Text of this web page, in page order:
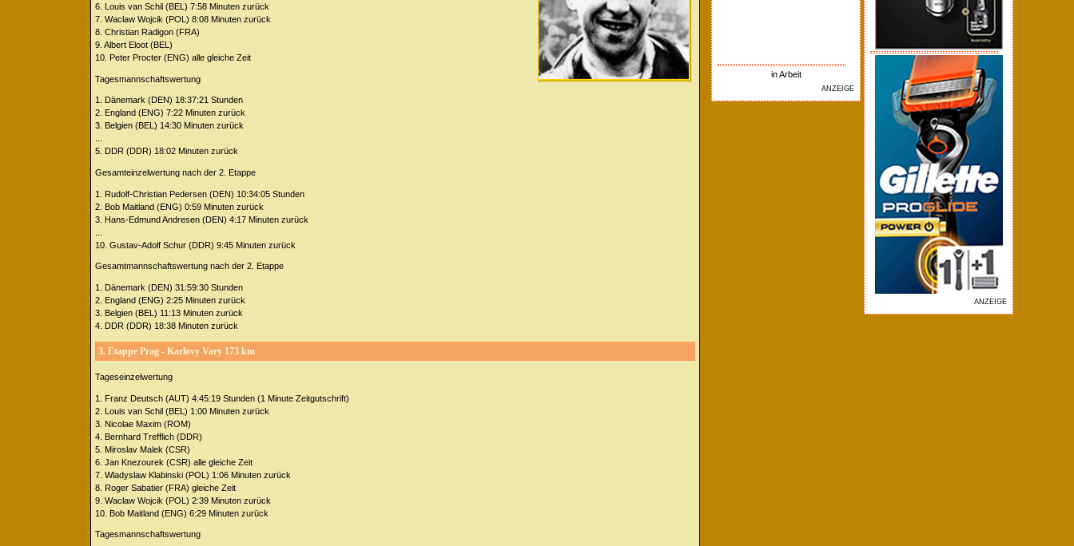
in Arbeit
ANZEIGE
ANZEIGE
6. Louis van Schil (BEL) 7:58 Minuten zurück
7. Waclaw Wojcik (POL) 8:08 Minuten zurück
8. Christian Radigon (FRA)
9. Albert Eloot (BEL)
10. Peter Procter (ENG) alle gleiche Zeit
Tagesmannschaftswertung
1. Dänemark (DEN) 18:37:21 Stunden
2. England (ENG) 7:22 Minuten zurück
3. Belgien (BEL) 14:30 Minuten zurück
5. DDR (DDR) 18:02 Minuten zurück
Gesamteinzelwertung nach der 2. Etappe
1. Rudolf-Christian Pedersen (DEN) 10:34:05 Stunden
2. Bob Maitland (ENG) 0:59 Minuten zurück
3. Hans-Edmund Andresen (DEN) 4:17 Minuten zurück
10. Gustav-Adolf Schur (DDR) 9:45 Minuten zurück
Gesamtmannschaftswertung nach der 2. Etappe
1. Dänemark (DEN) 31:59:30 Stunden
2. England (ENG) 2:25 Minuten zurück
3. Belgien (BEL) 11:13 Minuten zurück
4. DDR (DDR) 18:38 Minuten zurück
3. Etappe Prag - Karlovy Vary 173 km
Tageseinzelwertung
1. Franz Deutsch (AUT) 4:45:19 Stunden (1 Minute Zeitgutschrift)
2. Louis van Schil (BEL) 1:00 Minuten zurück
3. Nicolae Maxim (ROM)
4. Bernhard Trefflich (DDR)
5. Miroslav Malek (CSR)
6. Jan Knezourek (CSR) alle gleiche Zeit
7. Wladyslaw Klabinski (POL) 1:06 Minuten zurück
8. Roger Sabatier (FRA) gleiche Zeit
9. Waclaw Wojcik (POL) 2:39 Minuten zurück
10. Bob Maitland (ENG) 6:29 Minuten zurück
Tagesmannschaftswertung